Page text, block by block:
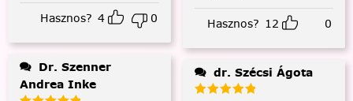
Hasznos? 4 0
Andrea Inke
Hasznos? 12 0
dr. Szécsi Ágota